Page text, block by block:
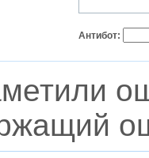
Антибот: